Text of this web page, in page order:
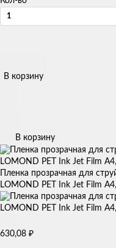
В корзину
В корзину
Пленка прозрачная для
LOMOND PET Ink Jet Film
630,08 ₽